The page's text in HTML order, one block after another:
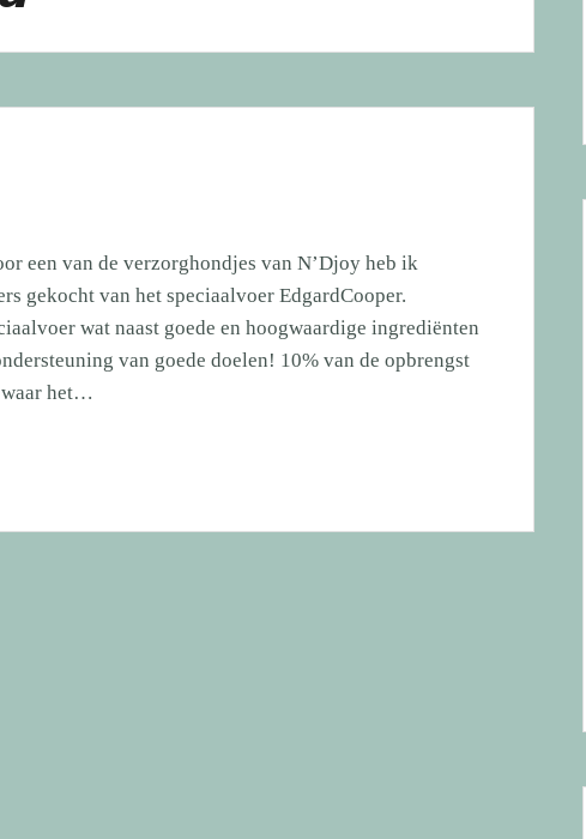
een van de verzorghondjes van N’Djoy heb ik
gekocht van het speciaalvoer EdgardCooper.
wat naast goede en hoogwaardige ingrediënten
van goede doelen! 10% van de opbrengst
waar het…